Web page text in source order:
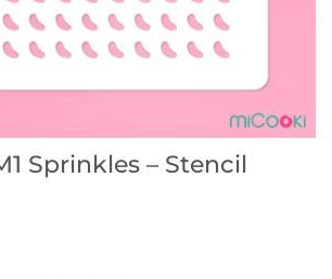
Sprinkles – Stencil